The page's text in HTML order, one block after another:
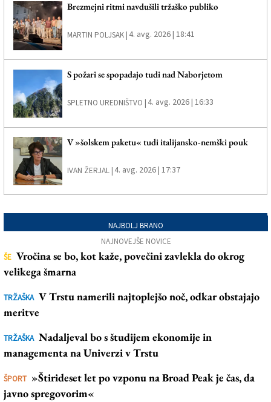
Brezmejni ritmi navdušili tržaško publiko
MARTIN POLJSAK |4. avg. 2026 | 18:41
S požari se spopadajo tudi nad Naborjetom
SPLETNO UREDNIŠTVO |4. avg. 2026 | 16:33
V »šolskem paketu« tudi italijansko-nemški pouk
IVAN ŽERJAL |4. avg. 2026 | 17:37
NAJBOLJ BRANO
NAJNOVEJŠE NOVICE
ŠE Vročina se bo, kot kaže, povečini zavlekla do okrog
velikega šmarna
TRŽAŠKA V Trstu namerili najtoplejšo noč, odkar obstajajo
meritve
TRŽAŠKA Nadaljeval bo s študijem ekonomije in
managementa na Univerzi v Trstu
ŠPORT »Štirideset let po vzponu na Broad Peak je čas, da
javno spregovorim«